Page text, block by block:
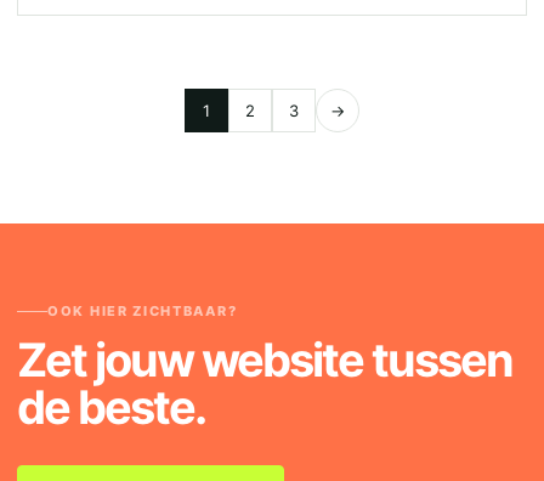
1 2 3 →
OOK HIER ZICHTBAAR?
Zet jouw website tussen
de beste.